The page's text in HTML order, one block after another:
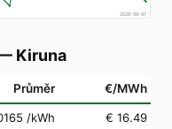
2026-08-07
Kiruna
Průměr €/MWh
/kWh
€ 16.49